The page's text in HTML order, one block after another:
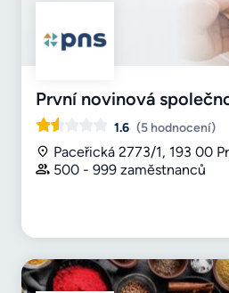
První novinová
1.6 (5 hodnocení)
Paceřická 2773/1, 193 00
500 - 999 zaměstnanců